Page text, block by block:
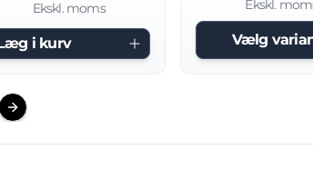
Ekskl. moms
i kurv
Ekskl.
Vælg
slide
Next slide